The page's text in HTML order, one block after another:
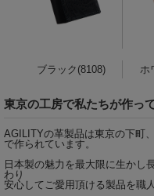
ブラック(8108) ホ
東京の工房で私たちが作っ
AGILITYの革製品は東京の下町
で作られています。
日本製の魅力を最大限に生かし
わり
安心してご愛用頂ける製品を職